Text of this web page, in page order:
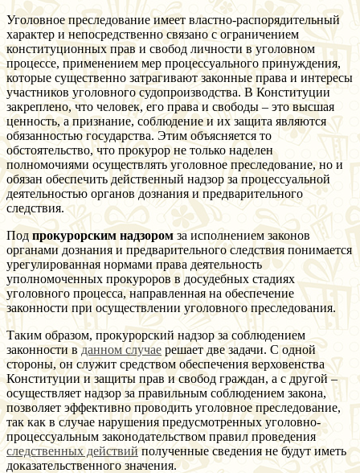
Уголовное преследование имеет властно-распорядительный
характер и непосредственно связано с ограничением
конституционных прав и свобод личности в уголовном
процессе, применением мер процессуального принуждения,
которые существенно затрагивают законные права и интересы
участников уголовного судопроизводства. В Конституции
закреплено, что человек, его права и свободы – это высшая
ценность, а признание, соблюдение и их защита являются
обязанностью государства. Этим объясняется то
обстоятельство, что прокурор не только наделен
полномочиями осуществлять уголовное преследование, но и
обязан обеспечить действенный надзор за процессуальной
деятельностью органов дознания и предварительного
следствия.
Под прокурорским надзоромза исполнением законов
органами дознания и предварительного следствия понимается
урегулированная нормами права деятельность
уполномоченных прокуроров в досудебных стадиях
уголовного процесса, направленная на обеспечение
законности при осуществлении уголовного преследования.
Таким образом, прокурорский надзор за соблюдением
законности вданном случае решает две задачи. С одной
стороны, он служит средством обеспечения верховенства
Конституции и защиты прав и свобод граждан, а с другой –
осуществляет надзор за правильным соблюдением закона,
позволяет эффективно проводить уголовное преследование,
так как в случае нарушения предусмотренных уголовно-
процессуальным законодательством правил проведения
следственных действийполученные сведения не будут иметь
доказательственного значения.